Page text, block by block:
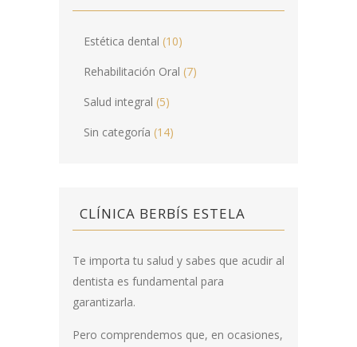
Estética dental (10)
Rehabilitación Oral (7)
Salud integral (5)
Sin categoría (14)
CLÍNICA BERBÍS ESTELA
Te importa tu salud y sabes que acudir al
dentista es fundamental para
garantizarla.
Pero comprendemos que, en ocasiones,